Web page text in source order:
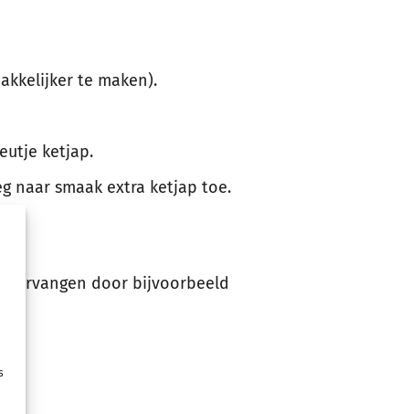
te maken).
ketjap.
naar smaak extra ketjap toe.
vervangen door bijvoorbeeld